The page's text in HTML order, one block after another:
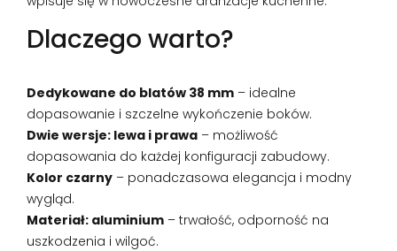
Dlaczego warto?
Dedykowane do blatów 38 mm – idealne
dopasowanie i szczelne wykończenie boków.
Dwie wersje: lewa i prawa – możliwość
dopasowania do każdej konfiguracji zabudowy.
Kolor czarny – ponadczasowa elegancja i modny
wygląd.
Materiał: aluminium – trwałość, odporność na
uszkodzenia i wilgoć.